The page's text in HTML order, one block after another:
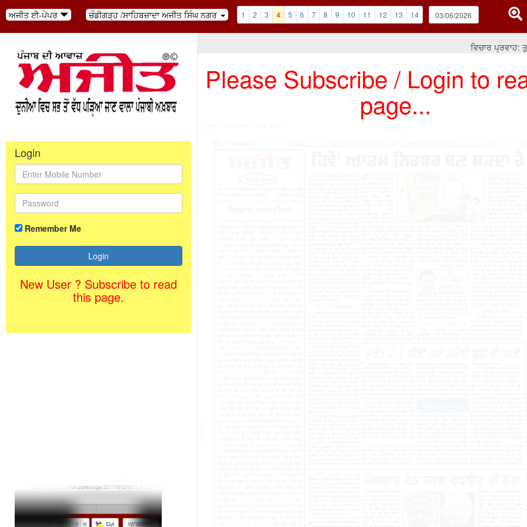
ਅਜੀਤ ਈ-ਪੇਪਰ ਚੰਡੀਗੜ੍ਹ /ਸਾਹਿਬਜ਼ਾਦਾ ਅਜੀਤ ਸਿੰਘ ਨਗਰ 1 2 3 4 5 6 7 8 9 10 11 12 13 14
Login
Remember Me
New User ? Subscribe to read
this page.
ਵਿਚਾਰ ਪ੍ਰਵਾਹ:
Please Subscribe / Login to
page...